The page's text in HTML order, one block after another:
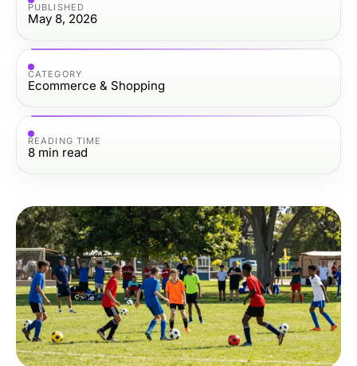
PUBLISHED
May 8, 2026
CATEGORY
Ecommerce & Shopping
READING TIME
8 min read